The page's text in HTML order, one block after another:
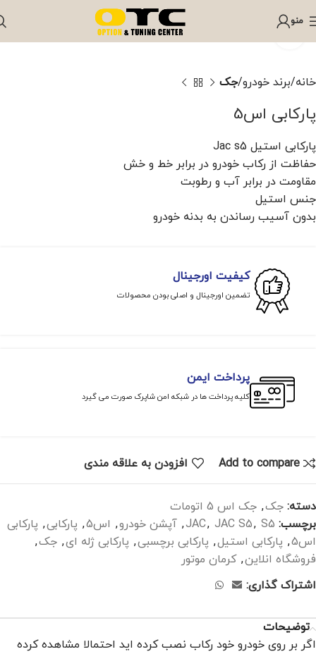
منو
برای بزرگنمایی کلیک کنید
خانه برند خودرو جک
پارکابی اس5
پارکابی استیل Jac s5
حفاظت از رکاب خودرو در برابر خط و خش
مقاومت در برابر آب و رطوبت
جنس استیل
بدون آسیب رساندن به بدنه خودرو
کیفیت اورجینال
تضمین اورجینال و اصلی بودن محصولات
پرداخت ایمن
کلیه پرداخت ها در شبکه امن شاپرک صورت می گیرد
Add to compare افزودن به علاقه مندی
دسته: جک, جک اس 5 اتومات
برچسب:
JAC, JAC S5, S5
, آپشن خودرو, اس5 , پارکابی, پارکابی
اس5 , پارکابی استیل, پارکابی برچسبی, پارکابی ژله ای, جک,
فروشگاه انلاین, کرمان موتور
اشتراک گذاری:
توضیحات
اگر بر روی خودرو خود رکاب نصب کرده اید احتمالا مشاهده کرده